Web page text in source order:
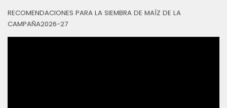
RECOMENDACIONES PARA LA SIEMBRA DE MAÍZ DE LA
CAMPAÑA2026-27